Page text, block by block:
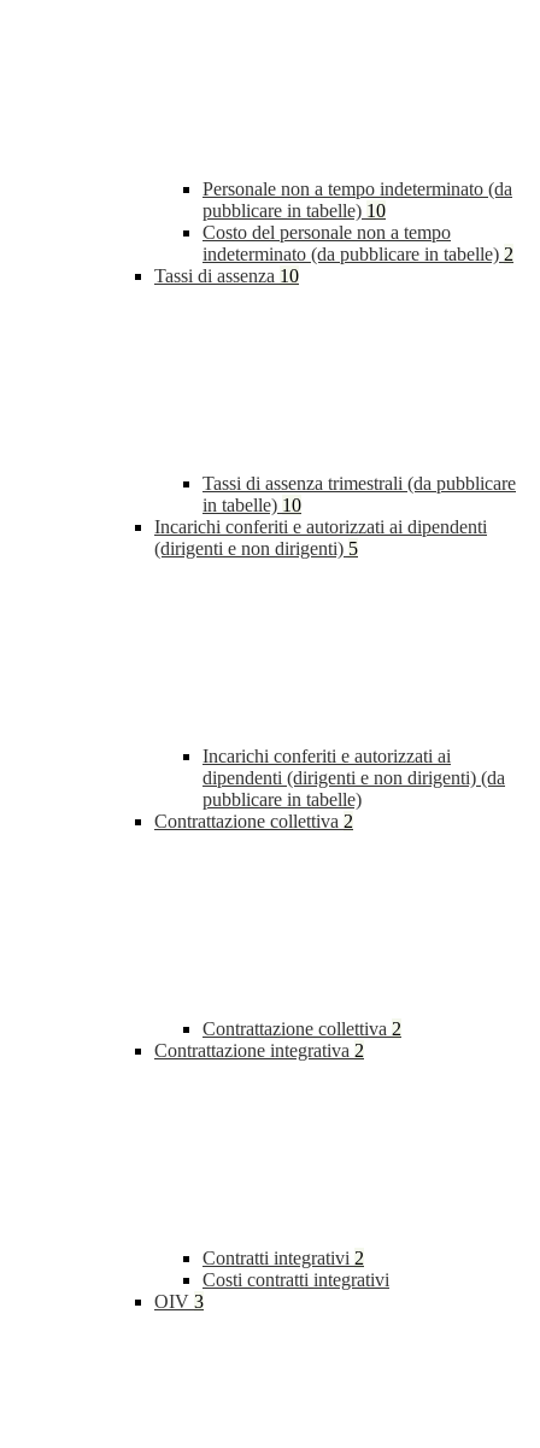
Personale non a tempo indeterminato (da
pubblicare in tabelle) 10
Costo del personale non a tempo
indeterminato (da pubblicare in tabelle) 2
Tassi di assenza 10
Tassi di assenza trimestrali (da pubblicare
in tabelle) 10
Incarichi conferiti e autorizzati ai dipendenti
(dirigenti e non dirigenti) 5
Incarichi conferiti e autorizzati ai
dipendenti (dirigenti e non dirigenti) (da
pubblicare in tabelle)
Contrattazione collettiva 2
Contrattazione collettiva 2
Contrattazione integrativa 2
Contratti integrativi 2
Costi contratti integrativi
OIV 3